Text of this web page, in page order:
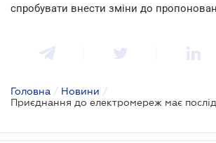
спробувати внести зміни до
Головна / Новини /